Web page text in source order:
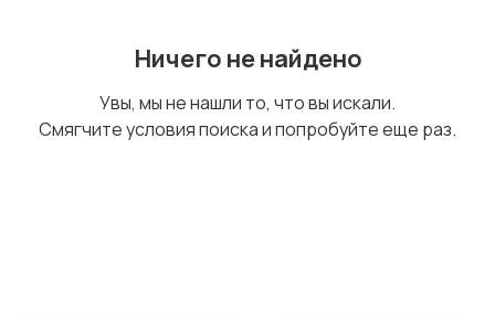
Ничего не найдено
Увы, мы не нашли то, что вы искали.
Смягчите условия поиска и попробуйте еще раз.